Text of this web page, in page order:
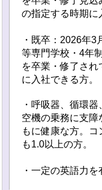
の指定する時期に
・既卒：2026年
等専門学校・4年
を卒業・修了さ
に入社できる方。
・呼吸器、循環
空機の乗務に支障
もに健康な方。
も1.0以上の方。
・一定の英語力